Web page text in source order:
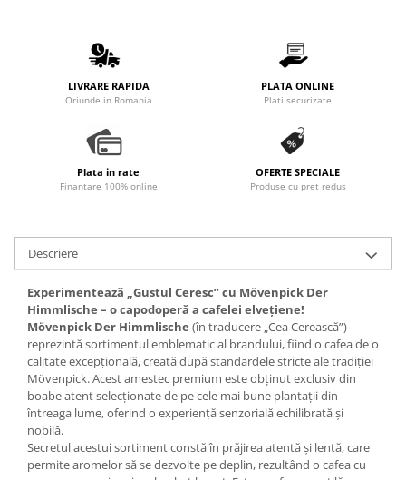
LIVRARE RAPIDA
Oriunde in Romania
PLATA ONLINE
Plati securizate
Plata in rate
Finantare 100% online
OFERTE SPECIALE
Produse cu pret redus
Descriere
Experimentează „Gustul Ceresc” cu Mövenpick Der
Himmlische – o capodoperă a cafelei elvețiene!
Mövenpick Der Himmlische (în traducere „Cea Cerească”)
reprezintă sortimentul emblematic al brandului, fiind o cafea de o
calitate excepțională, creată după standardele stricte ale tradiției
Mövenpick. Acest amestec premium este obținut exclusiv din
boabe atent selecționate de pe cele mai bune plantații din
întreaga lume, oferind o experiență senzorială echilibrată și
nobilă.
Secretul acestui sortiment constă în prăjirea atentă și lentă, care
permite aromelor să se dezvolte pe deplin, rezultând o cafea cu